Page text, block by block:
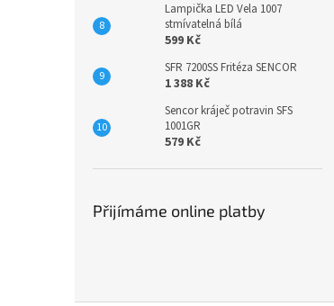
Lampička LED Vela 1007
stmívatelná bílá
599 Kč
SFR 7200SS Fritéza SENCOR
1 388 Kč
Sencor kráječ potravin SFS
1001GR
579 Kč
Přijímáme online platby